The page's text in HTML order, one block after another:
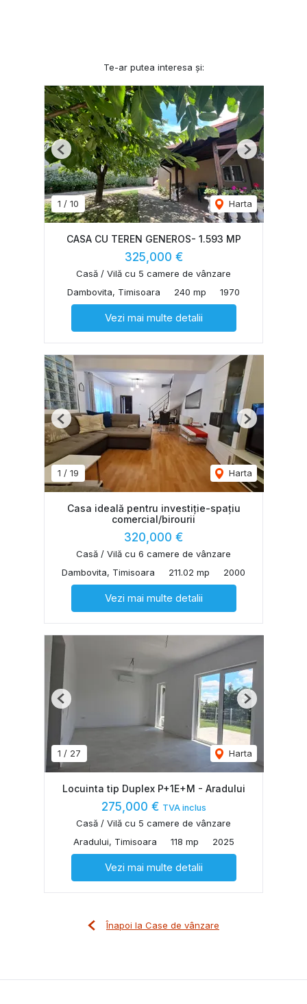
Te-ar putea interesa și:
1 / 10 Harta
Previous Next
CASA CU TEREN GENEROS- 1.593 MP
325,000 €
Casă / Vilă cu 5 camere de vânzare
Dambovita, Timisoara
240 mp 1970
Vezi mai multe detalii
1 / 19 Harta
Previous Next
Casa ideală pentru investiție-spațiu
comercial/birourii
320,000 €
Casă / Vilă cu 6 camere de vânzare
Dambovita, Timisoara
211.02 mp 2000
Vezi mai multe detalii
1 / 27 Harta
Previous Next
Locuinta tip Duplex P+1E+M - Aradului
275,000 € TVA inclus
Casă / Vilă cu 5 camere de vânzare
Aradului, Timisoara
118 mp 2025
Vezi mai multe detalii
Înapoi la Case de vânzare